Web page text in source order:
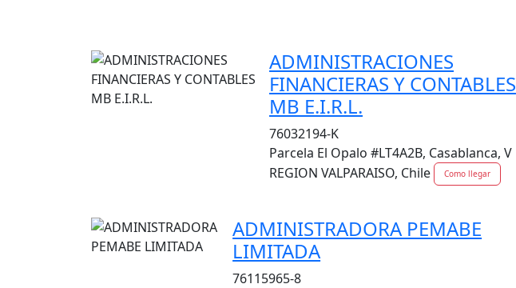
ADMINISTRACIONES
FINANCIERAS Y CONTABLES
MB E.I.R.L.
76032194-K
Parcela El Opalo #LT4A2B, Casablanca, V
REGION VALPARAISO, Chile
Como llegar
ADMINISTRADORA PEMABE
LIMITADA
76115965-8